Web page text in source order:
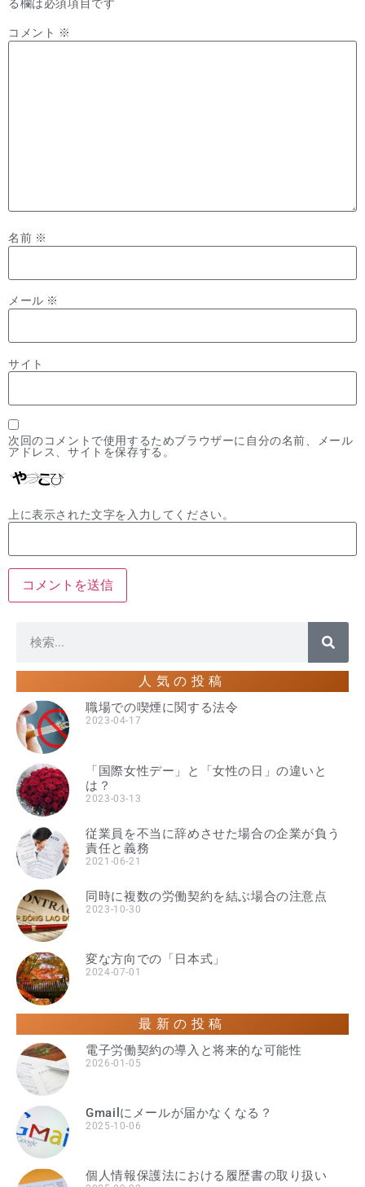
る欄は必須項目です
コメント ※
名前 ※
メール ※
サイト
次回のコメントで使用するためブラウザーに自分の名前、メール
アドレス、サイトを保存する。
上に表示された文字を入力してください。
人気の投稿
職場での喫煙に関する法令
2023-04-17
「国際女性デー」と「女性の日」の違いと
は？
2023-03-13
従業員を不当に辞めさせた場合の企業が負う
責任と義務
2021-06-21
同時に複数の労働契約を結ぶ場合の注意点
2023-10-30
変な方向での「日本式」
2024-07-01
最新の投稿
電子労働契約の導入と将来的な可能性
2026-01-05
Gmailにメールが届かなくなる？
2025-10-06
個人情報保護法における履歴書の取り扱い